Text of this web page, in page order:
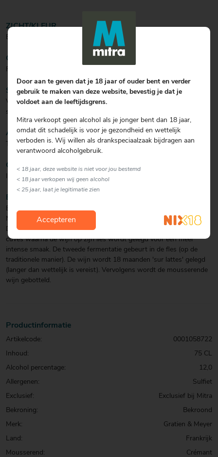
ZICHT/KLEUR
Bleekgeel met uitgebalanceerde mousse.
GEUR
Fris aroma met hints van witte bloemen, limoen en groene appel.
SMAAK
Verfijnde bubbel met een zacht karakter. Opwekkend geheel met
subtiele smaak van peer.
AFDRONK
Toegankelijk en vriendelijk.
CULINAIR
Ideaal als aperitief. Maar ook heerlijk bij vis in saus.
BIJZONDERHEDEN
Een blend van 60% Chenin Blanc, 30% Chardonnay en 10% Pinot
Noir.
De eerste vergisting vindt plaats op temperatuur gecontroleerde
cuves waarna de wijn op zijn lies wordt gelegd voor een meer
intense smaak. De tweede fermentatie gebeurt in de fles (op de
traditionele manier). De wijn wordt 18 maanden 'sur lattes' gelegd
(langer dan wettelijk is vereist). Vervolgens wordt de mousserende
wijn gebotteld.
Productinformatie
Artikelcode:
0001058722
Inhoud:
75 CL
Alcohol percentage:
12,0
Allergenen:
Sulfiet
Exclusief:
Exclusief bij Mitra
Bekroning:
Bekroond
Merk:
Gratien & Meyer
Land:
Frankrijk
Mousserend:
Crémant
Door aan te geven dat je 18 jaar of ouder bent en verder
gebruik te maken van deze website, bevestig je dat je
voldoet aan de leeftijdsgrens.
Mitra verkoopt geen alcohol als je jonger bent dan 18 jaar,
omdat dit schadelijk is voor je gezondheid en wettelijk
verboden is. Wij willen als drankspeciaalzaak bijdragen aan
verantwoord alcoholgebruik.
< 18 jaar, deze website is niet voor jou bestemd
< 18 jaar verkopen wij geen alcohol
< 25 jaar, laat je legitimatie zien
Accepteren